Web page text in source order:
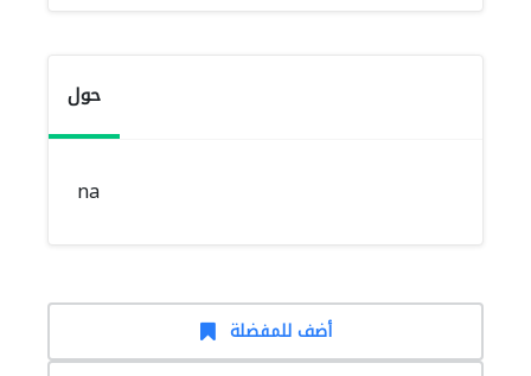
حول
na
أضف للمفضلة